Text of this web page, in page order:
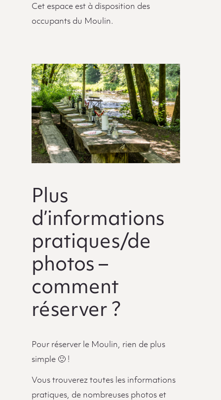
Cet espace est à disposition des
occupants du Moulin.
Plus
d’informations
pratiques/de
photos –
comment
réserver ?
Pour réserver le Moulin, rien de plus
simple 🙂 !
Vous trouverez toutes les informations
pratiques, de nombreuses photos et